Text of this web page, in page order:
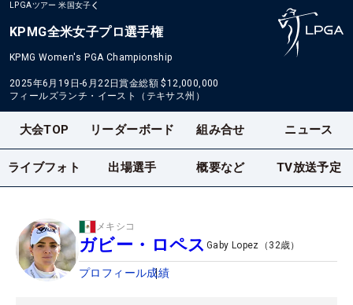
LPGAツアー 米国女子
KPMG全米女子プロ選手権
KPMG Women's PGA Championship
2025年6月19日-6月22日賞金総額 $12,000,000
フィールズランチ・イースト（テキサス州）
大会TOP リーダーボード 組み合せ ニュース
ライブフォト 出場選手 概要など TV放送予定
メキシコ
ガビー・ロペス Gaby Lopez （ 32歳）
プロフィール成績